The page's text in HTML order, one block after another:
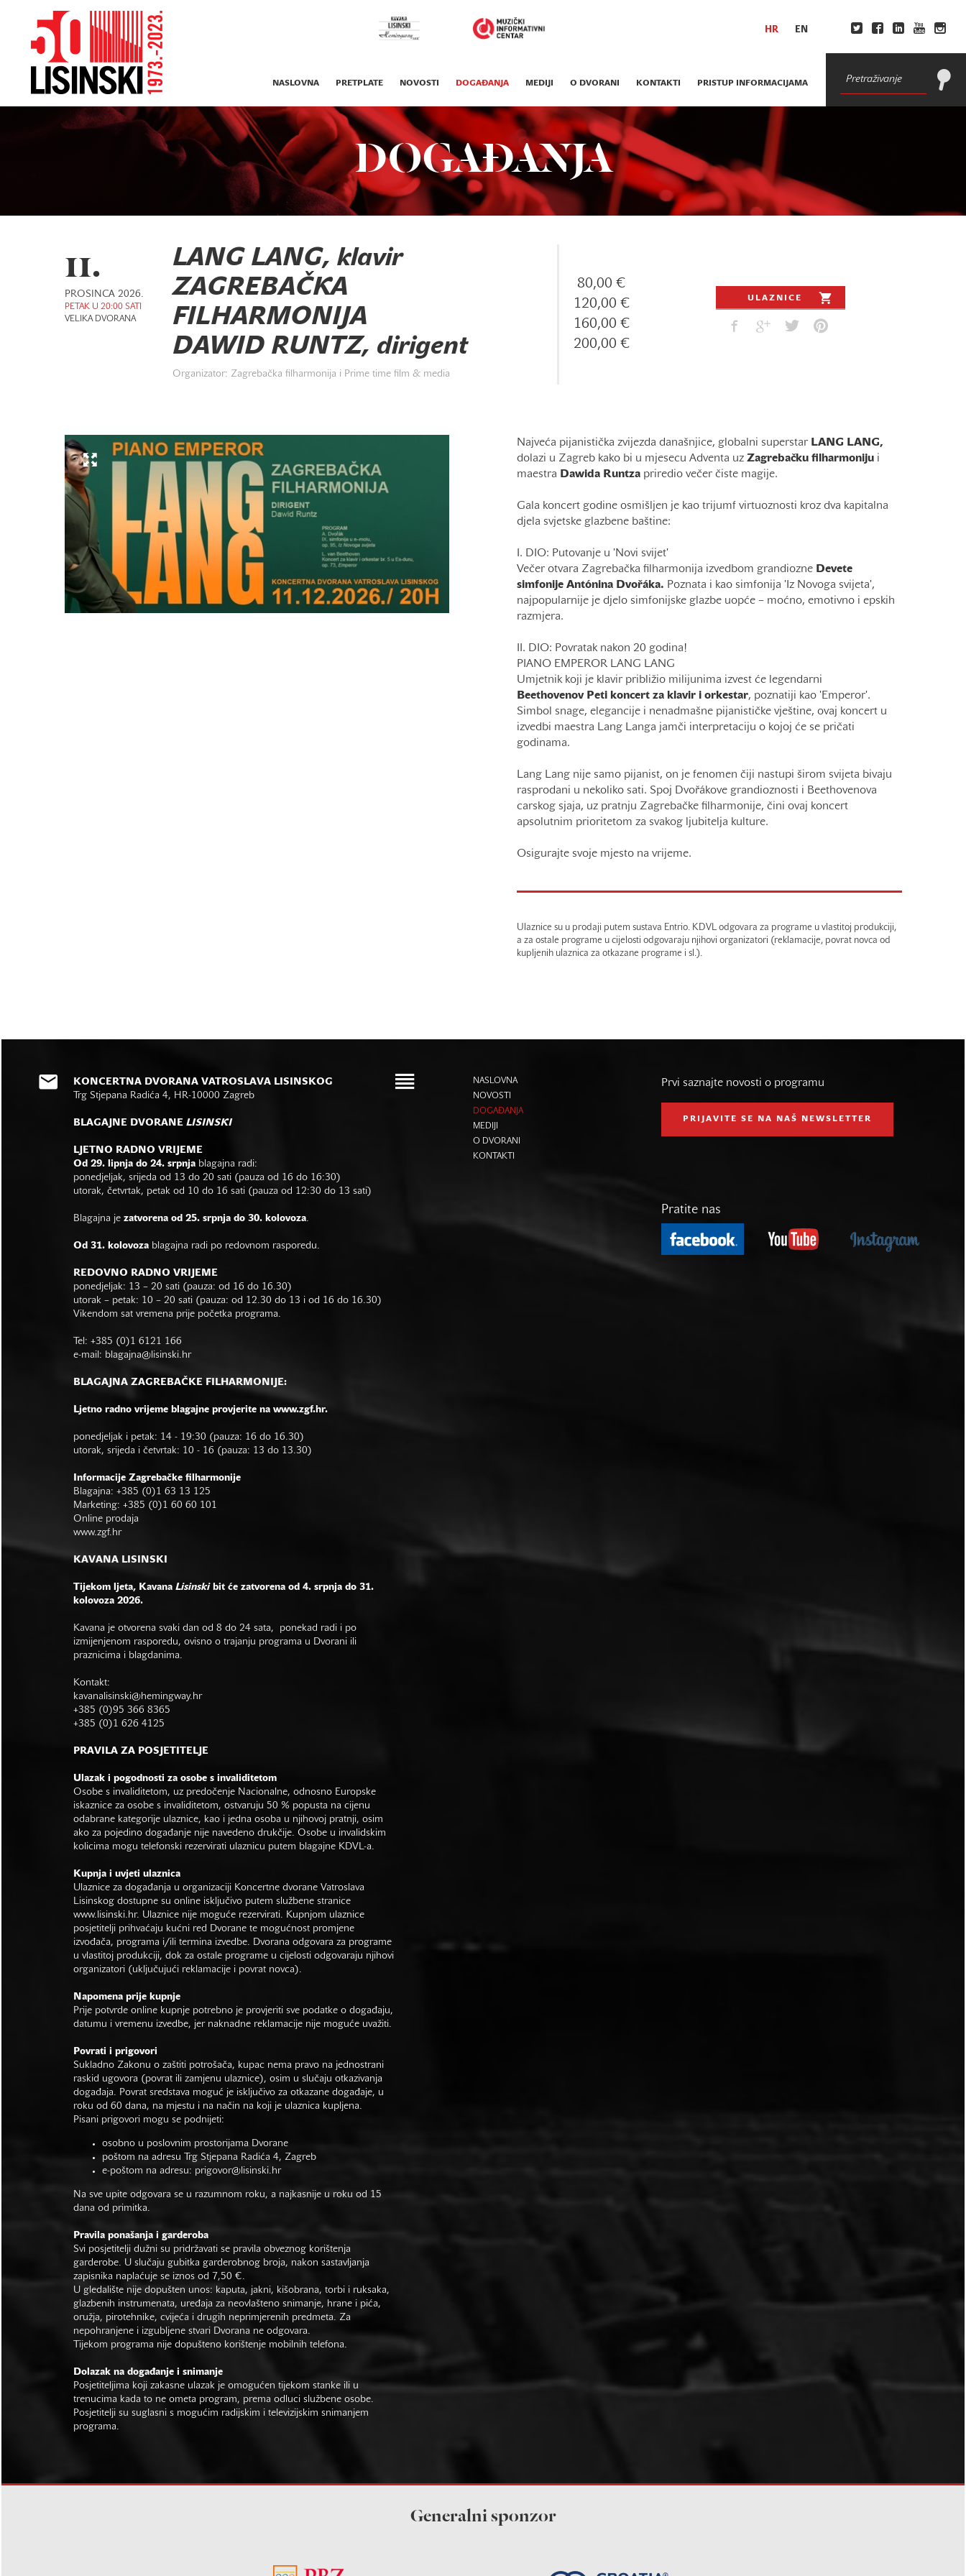
HR EN
NASLOVNA PRETPLATE NOVOSTI DOGAĐANJA MEDIJI O DVORANI KONTAKTI PRISTUP INFORMACIJAMA
DOGAĐANJA
11.
PROSINCA 2026.
PETAK U 20:00 SATI
VELIKA DVORANA
LANG LANG, klavir
ZAGREBAČKA
FILHARMONIJA
DAWID RUNTZ, dirigent
Organizator: Zagrebačka filharmonija i Prime time film & media
80,00 €
120,00 €
160,00 €
200,00 €
ULAZNICE
Najveća pijanistička zvijezda današnjice, globalni superstar LANG LANG,
dolazi u Zagreb kako bi u mjesecu Adventa uz Zagrebačku filharmonijui
maestra Dawida Runtzapriredio večer čiste magije.
Gala koncert godine osmišljen je kao trijumf virtuoznosti kroz dva kapitalna
djela svjetske glazbene baštine:
I. DIO: Putovanje u 'Novi svijet'
Večer otvara Zagrebačka filharmonija izvedbom grandiozne Devete
simfonije Antónina Dvořáka. Poznata i kao simfonija 'Iz Novoga svijeta',
najpopularnije je djelo simfonijske glazbe uopće – moćno, emotivno i epskih
razmjera.
II. DIO: Povratak nakon 20 godina!
PIANO EMPEROR LANG LANG
Umjetnik koji je klavir približio milijunima izvest će legendarni
Beethovenov
Peti koncert za klavir i orkestar, poznatiji kao 'Emperor'.
Simbol snage, elegancije i nenadmašne pijanističke vještine, ovaj koncert u
izvedbi maestra Lang Langa jamči interpretaciju o kojoj će se pričati
godinama.
Lang Lang nije samo pijanist, on je fenomen čiji nastupi širom svijeta bivaju
rasprodani u nekoliko sati. Spoj Dvořákove grandioznosti i Beethovenova
carskog sjaja, uz pratnju Zagrebačke filharmonije, čini ovaj koncert
apsolutnim prioritetom za svakog ljubitelja kulture.
Osigurajte svoje mjesto na vrijeme.
Ulaznice su u prodaji putem sustava Entrio. KDVL odgovara za programe u vlastitoj produkciji,
a za ostale programe u cijelosti odgovaraju njihovi organizatori (reklamacije, povrat novca od
kupljenih ulaznica za otkazane programe i sl.).
KONCERTNA DVORANA VATROSLAVA LISINSKOG
Trg Stjepana Radića 4, HR-10000 Zagreb
BLAGAJNE DVORANE LISINSKI
LJETNO RADNO VRIJEME
Od 29. lipnja do 24. srpnja blagajna radi:
ponedjeljak, srijeda od 13 do 20 sati (pauza od 16 do 16:30)
utorak, četvrtak, petak od 10 do 16 sati (pauza od 12:30 do 13 sati)
Blagajna je zatvorena od 25. srpnja do 30. kolovoza.
Od 31. kolovoza blagajna radi po redovnom rasporedu.
REDOVNO RADNO VRIJEME
ponedjeljak: 13 – 20 sati (pauza: od 16 do 16.30)
utorak – petak: 10 – 20 sati (pauza: od 12.30 do 13 i od 16 do 16.30)
Vikendom sat vremena prije početka programa.
Tel: +385 (0)1 6121 166
e-mail: blagajna@lisinski.hr
BLAGAJNA ZAGREBAČKE FILHARMONIJE:
Ljetno radno vrijeme blagajne provjerite na www.zgf.hr.
ponedjeljak i petak: 14 - 19:30 (pauza: 16 do 16.30)
utorak, srijeda i četvrtak: 10 - 16 (pauza: 13 do 13.30)
Informacije Zagrebačke filharmonije
Blagajna: +385 (0)1 63 13 125
Marketing: +385 (0)1 60 60 101
Online prodaja
www.zgf.hr
KAVANA LISINSKI
Tijekom ljeta, Kavana Lisinskibit će zatvorena od 4. srpnja do 31.
kolovoza 2026.
Kavana je otvorena svaki dan od 8 do 24 sata, ponekad radi i po
izmijenjenom rasporedu, ovisno o trajanju programa u Dvorani ili
praznicima i blagdanima.
Kontakt:
kavanalisinski@hemingway.hr
+385 (0)95 366 8365
+385 (0)1 626 4125
PRAVILA ZA POSJETITELJE
Ulazak i pogodnosti za osobe s invaliditetom
Osobe s invaliditetom, uz predočenje Nacionalne, odnosno Europske
iskaznice za osobe s invaliditetom, ostvaruju 50 % popusta na cijenu
odabrane kategorije ulaznice, kao i jedna osoba u njihovoj pratnji, osim
ako za pojedino događanje nije navedeno drukčije. Osobe u invalidskim
kolicima mogu telefonski rezervirati ulaznicu putem blagajne KDVL-a.
Kupnja i uvjeti ulaznica
Ulaznice za događanja u organizaciji Koncertne dvorane Vatroslava
Lisinskog dostupne su online isključivo putem službene stranice
www.lisinski.hr. Ulaznice nije moguće rezervirati. Kupnjom ulaznice
posjetitelji prihvaćaju kućni red Dvorane te mogućnost promjene
izvođača, programa i/ili termina izvedbe. Dvorana odgovara za programe
u vlastitoj produkciji, dok za ostale programe u cijelosti odgovaraju njihovi
organizatori (uključujući reklamacije i povrat novca).
Napomena prije kupnje
Prije potvrde online kupnje potrebno je provjeriti sve podatke o događaju,
datumu i vremenu izvedbe, jer naknadne reklamacije nije moguće uvažiti.
Povrati i prigovori
Sukladno Zakonu o zaštiti potrošača, kupac nema pravo na jednostrani
raskid ugovora (povrat ili zamjenu ulaznice), osim u slučaju otkazivanja
događaja. Povrat sredstava moguć je isključivo za otkazane događaje, u
roku od 60 dana, na mjestu i na način na koji je ulaznica kupljena.
Pisani prigovori mogu se podnijeti:
osobno u poslovnim prostorijama Dvorane
poštom na adresu Trg Stjepana Radića 4, Zagreb
e-poštom na adresu: prigovor@lisinski.hr
Na sve upite odgovara se u razumnom roku, a najkasnije u roku od 15
dana od primitka.
Pravila ponašanja i garderoba
Svi posjetitelji dužni su pridržavati se pravila obveznog korištenja
garderobe. U slučaju gubitka garderobnog broja, nakon sastavljanja
zapisnika naplaćuje se iznos od 7,50 €.
U gledalište nije dopušten unos: kaputa, jakni, kišobrana, torbi i ruksaka,
glazbenih instrumenata, uređaja za neovlašteno snimanje, hrane i pića,
oružja, pirotehnike, cvijeća i drugih neprimjerenih predmeta. Za
nepohranjene i izgubljene stvari Dvorana ne odgovara.
Tijekom programa nije dopušteno korištenje mobilnih telefona.
Dolazak na događanje i snimanje
Posjetiteljima koji zakasne ulazak je omogućen tijekom stanke ili u
trenucima kada to ne ometa program, prema odluci službene osobe.
Posjetitelji su suglasni s mogućim radijskim i televizijskim snimanjem
programa.
NASLOVNA
NOVOSTI
DOGAĐANJA
MEDIJI
O DVORANI
KONTAKTI
Prvi saznajte novosti o programu
PRIJAVITE SE NA NAŠ NEWSLETTER
Pratite nas
Generalni sponzor